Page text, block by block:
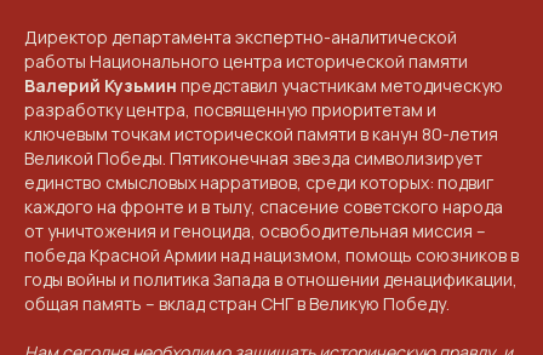
Директор департамента экспертно-аналитической
работы Национального центра исторической памяти
Валерий Кузьмин представил участникам методическую
разработку центра, посвященную приоритетам и
ключевым точкам исторической памяти в канун 80-летия
Великой Победы. Пятиконечная звезда символизирует
единство смысловых нарративов, среди которых: подвиг
каждого на фронте и в тылу, спасение советского народа
от уничтожения и геноцида, освободительная миссия –
победа Красной Армии над нацизмом, помощь союзников в
годы войны и политика Запада в отношении денацификации,
общая память – вклад стран СНГ в Великую Победу.